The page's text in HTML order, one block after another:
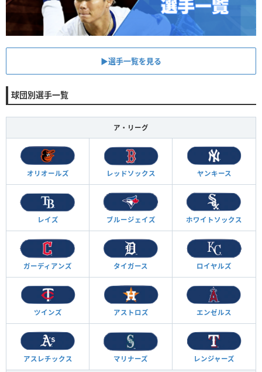
▶︎選手一覧を見る
球団別選手一覧
ア・リーグ
オリオールズ レッドソックス ヤンキース
レイズ ブルージェイズ ホワイトソックス
ガーディアンズ タイガース ロイヤルズ
ツインズ アストロズ エンゼルス
アスレチックス マリナーズ レンジャーズ